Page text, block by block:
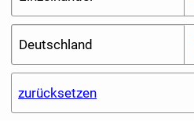
Deutschland
zurücksetzen